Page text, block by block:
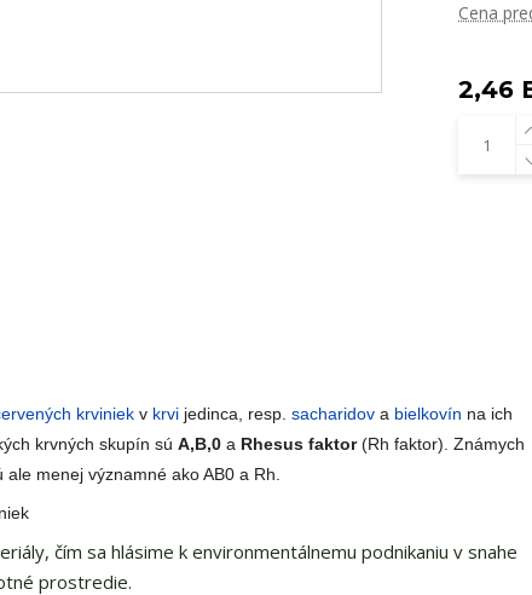
Cena
2,46
krviniek v krvi jedinca, resp. sacharidov a bielkovín na ich
krvných skupín sú A,B,0 a Rhesus faktor(Rh faktor). Známych
menej významné ako AB0 a Rh.
čím sa hlásime k environmentálnemu podnikaniu v snahe
prostredie.